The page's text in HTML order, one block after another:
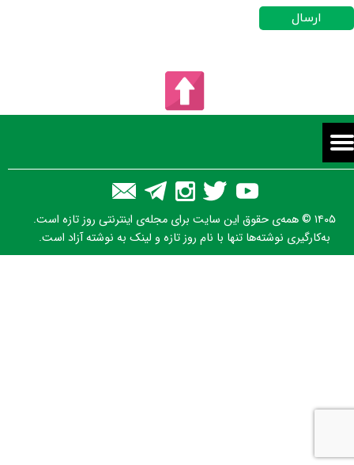
ارسال
۱۴۰۵ © همه‌ی حقوق این سایت برای مجله‌ی اینترنتی روز تازه است.
به‌کارگیری نوشته‌ها تنها با نام روز تازه و لینک به نوشته آزاد است.